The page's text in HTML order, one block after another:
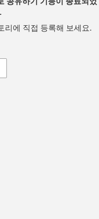
리에 직접 등록해 보세요.